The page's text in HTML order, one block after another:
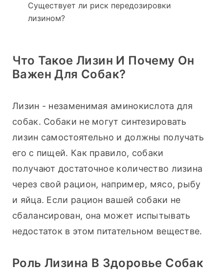
Существует ли риск передозировки
лизином?
Что Такое Лизин И Почему Он
Важен Для Собак?
Лизин - незаменимая аминокислота для
собак. Собаки не могут синтезировать
лизин самостоятельно и должны получать
его с пищей. Как правило, собаки
получают достаточное количество лизина
через свой рацион, например, мясо, рыбу
и яйца. Если рацион вашей собаки не
сбалансирован, она может испытывать
недостаток в этом питательном веществе.
Роль Лизина В Здоровье Собак